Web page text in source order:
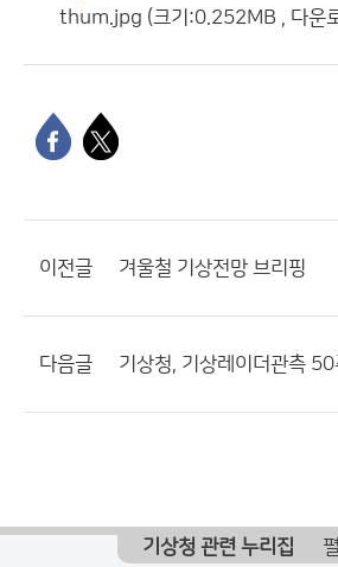
thum.jpg (크기:0.252MB , 다운
이전글 겨울철 기상전망 브리핑
다음글 기상청, 기상레이더관측 50
기상청 관련 누리집